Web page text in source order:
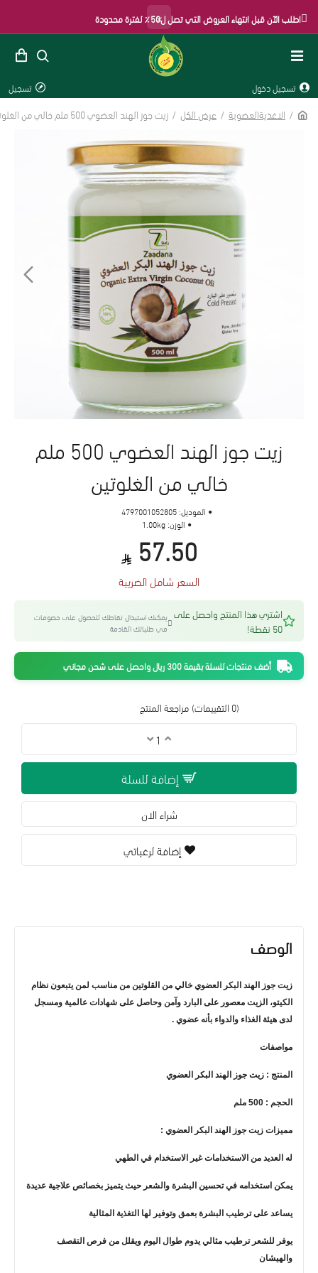
اطلب الآن قبل انتهاء العروض التي تصل ل50٪ لفترة محدودة ×
تسجيل دخول تسجيل
الاغذيةالعضوية عرض الكل زيت جوز الهند العضوي 500 ملم خالي من الغلوتين
زيت جوز الهند العضوي 500 ملم
خالي من الغلوتين
(0 التقييمات) مراجعة المنتج
57.50
السعر شامل الضريبة
الموديل: 4797001052805
الوزن: 1.00kg
اشتري هذا المنتج واحصل على
50 نقطة!
يمكنك استبدال نقاطك للحصول على خصومات
في طلباتك القادمة
أضف منتجات للسلة بقيمة 300 ريال واحصل على شحن مجاني
إضافة للسلة
شراء الان
إضافة لرغباتي
الوصف
زيت جوز الهند البكر العضوي خالي من القلوتين من مناسب لمن يتبعون نظام
الكيتو، الزيت معصور على البارد وآمن وحاصل على شهادات عالمية ومسجل
لدى هيئة الغذاء والدواء بأنه عضوي .
مواصفات
المنتج : زيت جوز الهند البكر العضوي
الحجم : 500 ملم
مميزات زيت جوز الهند البكر العضوي :
له العديد من الاستخدامات غير الاستخدام في الطهي
يمكن استخدامه في تحسين البشرة والشعر حيث يتميز بخصائص علاجية عديدة
يساعد على ترطيب البشرة بعمق وتوفير لها التغذية المثالية
يوفر للشعر ترطيب مثالي يدوم طوال اليوم ويقلل من فرص التقصف
والهيشان